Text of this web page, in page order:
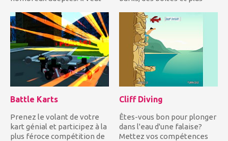
va cospla...
Battle Karts
Prenez le volant de votre
kart génial et participez à la
plus féroce compétition de
Cliff Diving
Êtes-vous bon pour plonger
dans l'eau d'une falaise?
Mettez vos compétences